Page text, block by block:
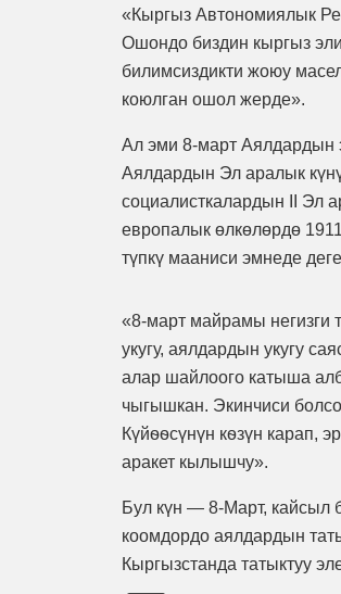
«Кыргыз Автономиялык
Ошондо биздин кыргыз
билимсиздикти жоюу
коюлган ошол жерде».
Ал эми 8-март Аялдардын
Аялдардын Эл аралык
социалисткалардын II Эл
европалык өлкөлөрдө
түпкү мааниси эмнеде
«8-март майрамы негизги
укугу, аялдардын укугу
алар шайлоого катыша
чыгышкан. Экинчиси
Күйѳѳсүнүн кѳзүн карап,
аракет кылышчу».
Бул күн — 8-Март, кайсыл
коомдордо аялдардын
Кыргызстанда татыктуу